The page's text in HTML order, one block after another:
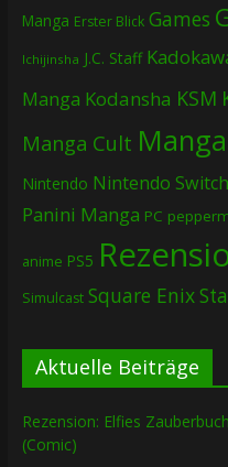
Manga Erster Blick Games
Ichijinsha J.C. Staff
Manga Kodansha KSM
Manga Cult
Nintendo Nintendo Switch
Panini Manga PC
anime PS5
Simulcast Square Enix
Aktuelle Beiträge
Rezension: Elfies
(Comic)